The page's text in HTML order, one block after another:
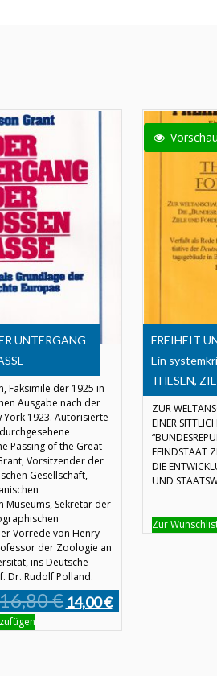
UNTERGANG
Faksimile der 1925 in
Ausgabe nach der
York 1923. Autorisierte
Passing of the Great
Vorsitzender der
Gesellschaft,
Museums, Sekretär der
Vorrede von Henry
der Zoologie an
ins Deutsche
Dr. Rudolf Polland.
€ 14,00 €
Vorschau
FREIHEIT
Ein
THESEN,
ZUR
EINER
FEINDSTAAT
DIE
UND
Zur